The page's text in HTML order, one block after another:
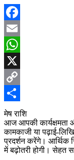
Facebook
Email
WhatsApp
X
Copy
Link
Share
मेष राशि
आज आपकी कार्यक्षमता
कामकाजी या
प्रदर्शन करेंगे। आर्थिक
में बढ़ोतरी होगी। सेहत